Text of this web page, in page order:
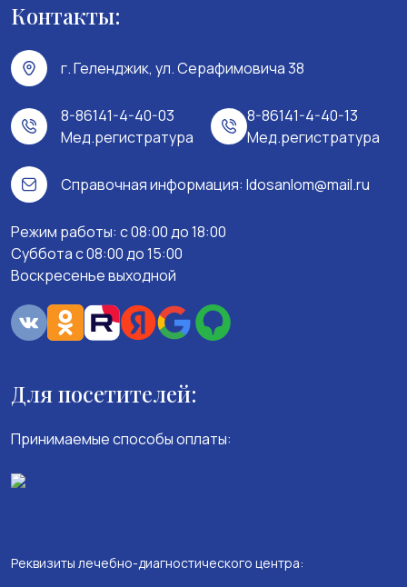
Контакты:
г. Геленджик, ул. Серафимовича 38
8-86141-4-40-03
Мед.регистратура
8-86141-4-40-13
Мед.регистратура
Справочная информация: ldosanlom@mail.ru
Режим работы: c 08:00 до 18:00
Суббота с 08:00 до 15:00
Воскресенье выходной
Для посетителей:
Принимаемые способы оплаты:
Реквизиты лечебно-диагностического центра: